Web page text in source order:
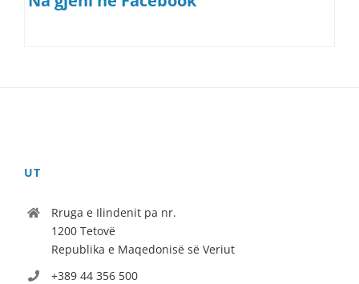
UT
Rruga e Ilindenit pa nr.
1200 Tetovë
Republika e Maqedonisë së Veriut
+389 44 356 500